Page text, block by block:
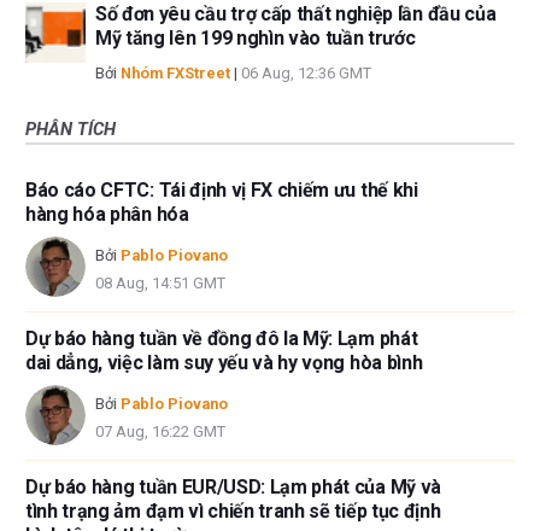
Số đơn yêu cầu trợ cấp thất nghiệp lần đầu của
Mỹ tăng lên 199 nghìn vào tuần trước
Bởi Nhóm FXStreet | 06 Aug, 12:36 GMT
PHÂN TÍCH
Báo cáo CFTC: Tái định vị FX chiếm ưu thế khi
hàng hóa phân hóa
Bởi Pablo Piovano
08 Aug, 14:51 GMT
Dự báo hàng tuần về đồng đô la Mỹ: Lạm phát
dai dẳng, việc làm suy yếu và hy vọng hòa bình
Bởi Pablo Piovano
07 Aug, 16:22 GMT
Dự báo hàng tuần EUR/USD: Lạm phát của Mỹ và
tình trạng ảm đạm vì chiến tranh sẽ tiếp tục định